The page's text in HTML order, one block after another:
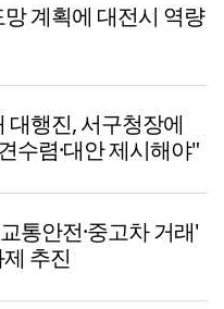
계획에 대전시 역량
대행진, 서구청장에
수렴·대안 제시해야"
통안전·중고차 거래'
추진